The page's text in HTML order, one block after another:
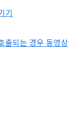
기
출되는 경우 동영상